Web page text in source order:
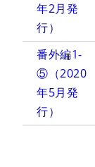
年2月発
行）
番外編1-
⑤（2020
年5月発
行）